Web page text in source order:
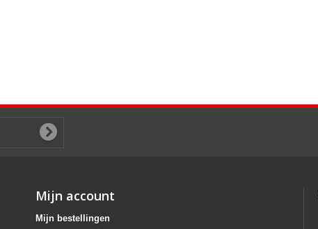
Mijn account
Mijn bestellingen